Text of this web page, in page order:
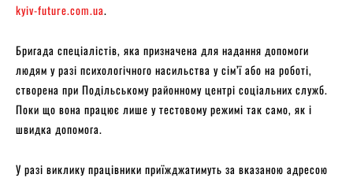
kyiv-future.com.ua.
Бригада спеціалістів, яка призначена для надання допомоги
людям у разі психологічного насильства у сім’ї або на роботі,
створена при Подільському районному центрі соціальних служб.
Поки що вона працює лише у тестовому режимі так само, як і
швидка допомога.
У разі виклику працівники приїжджатимуть за вказаною адресою